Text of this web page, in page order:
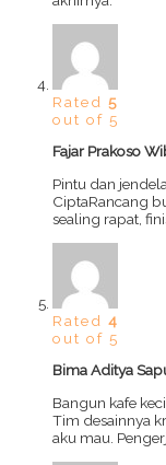
Rated 5
out of 5
Fajar Prakoso
Pintu dan
CiptaRancang
sealing rapat,
Rated 4
out of 5
Bima Aditya
Bangun kafe
Tim desainnya
aku mau.